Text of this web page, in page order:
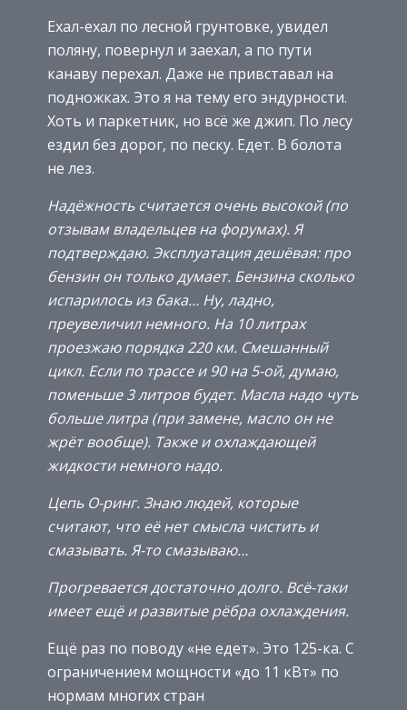
Ехал-ехал по лесной грунтовке, увидел
поляну, повернул и заехал, а по пути
канаву перехал. Даже не привставал на
подножках. Это я на тему его эндурности.
Хоть и паркетник, но всё же джип. По лесу
ездил без дорог, по песку. Едет. В болота
не лез.
Надёжность считается очень высокой (по
отзывам владельцев на форумах). Я
подтверждаю. Эксплуатация дешёвая: про
бензин он только думает. Бензина сколько
испарилось из бака… Ну, ладно,
преувеличил немного. На 10 литрах
проезжаю порядка 220 км. Смешанный
цикл. Если по трассе и 90 на 5-ой, думаю,
поменьше 3 литров будет. Масла надо чуть
больше литра (при замене, масло он не
жрёт вообще). Также и охлаждающей
жидкости немного надо.
Цепь О-ринг. Знаю людей, которые
считают, что её нет смысла чистить и
смазывать. Я-то смазываю…
Прогревается достаточно долго. Всё-таки
имеет ещё и развитые рёбра охлаждения.
Ещё раз по поводу «не едет». Это 125-ка. С
ограничением мощности «до 11 кВт» по
нормам многих стран